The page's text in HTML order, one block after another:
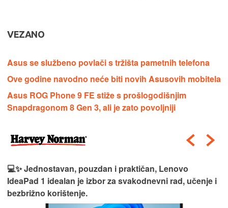
VEZANO
Asus se službeno povlači s tržišta pametnih telefona
Ove godine navodno neće biti novih Asusovih mobitela
Asus ROG Phone 9 FE stiže s prošlogodišnjim
Snapdragonom 8 Gen 3, ali je zato povoljniji
💻✨ Jednostavan, pouzdan i praktičan, Lenovo
IdeaPad 1 idealan je izbor za svakodnevni rad, učenje i
bezbrižno korištenje.